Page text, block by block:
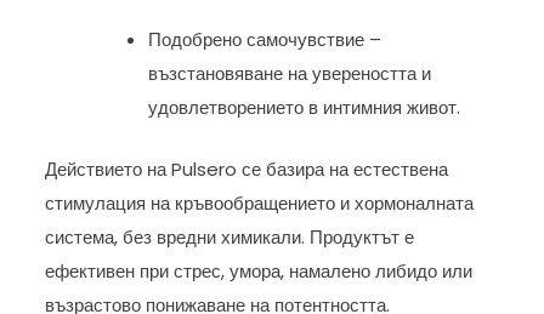
Подобрено самочувствие –
възстановяване на увереността и
удовлетворението в интимния живот.
Действието на Pulsero се базира на естествена
стимулация на кръвообращението и хормоналната
система, без вредни химикали. Продуктът е
ефективен при стрес, умора, намалено либидо или
възрастово понижаване на потентността.